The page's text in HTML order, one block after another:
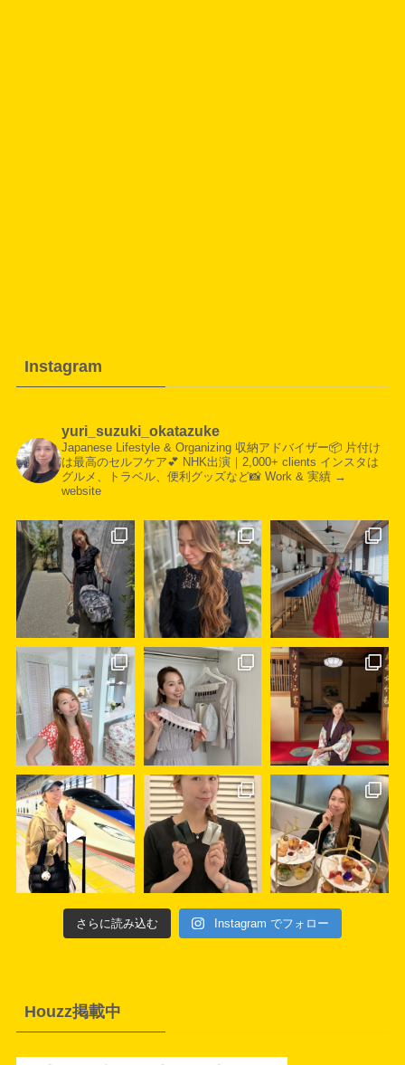
Instagram
yuri_suzuki_okatazuke
Japanese Lifestyle & Organizing収納アドバイザー📦片付け
は最高のセルフケア💕 NHK出演｜2,000+ clients インスタは
グルメ、トラベル、便利グッズなど📸Work & 実績 →
website
さらに読み込む Instagram でフォロー
Houzz掲載中